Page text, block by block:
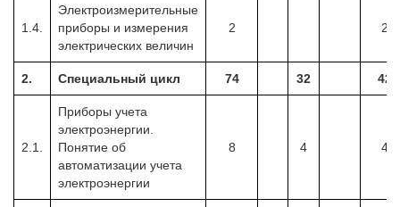
1.4.
Электроизмерительные
приборы и измерения
электрических величин
2 2
2. Специальный цикл 74 32 42
2.1.
Приборы учета
электроэнергии.
Понятие об
автоматизации учета
электроэнергии
8 4 4